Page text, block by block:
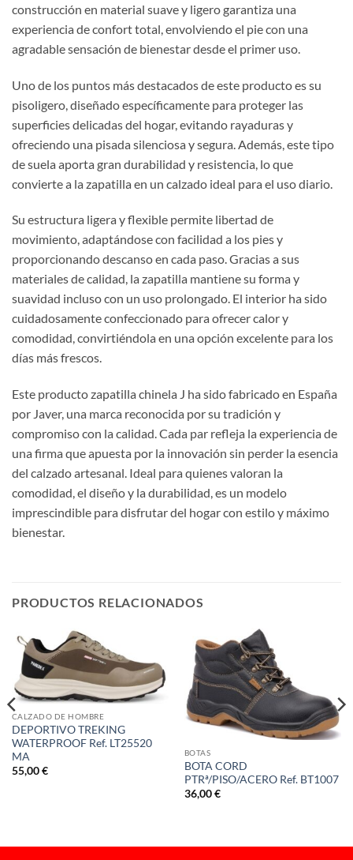
construcción en material suave y ligero garantiza una
experiencia de confort total, envolviendo el pie con una
agradable sensación de bienestar desde el primer uso.
Uno de los puntos más destacados de este producto es su
pisoligero, diseñado específicamente para proteger las
superficies delicadas del hogar, evitando rayaduras y
ofreciendo una pisada silenciosa y segura. Además, este tipo
de suela aporta gran durabilidad y resistencia, lo que
convierte a la zapatilla en un calzado ideal para el uso diario.
Su estructura ligera y flexible permite libertad de
movimiento, adaptándose con facilidad a los pies y
proporcionando descanso en cada paso. Gracias a sus
materiales de calidad, la zapatilla mantiene su forma y
suavidad incluso con un uso prolongado. El interior ha sido
cuidadosamente confeccionado para ofrecer calor y
comodidad, convirtiéndola en una opción excelente para los
días más frescos.
Este producto zapatilla chinela J ha sido fabricado en España
por Javer, una marca reconocida por su tradición y
compromiso con la calidad. Cada par refleja la experiencia de
una firma que apuesta por la innovación sin perder la esencia
del calzado artesanal. Ideal para quienes valoran la
comodidad, el diseño y la durabilidad, es un modelo
imprescindible para disfrutar del hogar con estilo y máximo
bienestar.
PRODUCTOS RELACIONADOS
CALZADO DE HOMBRE
DEPORTIVO TREKING
WATERPROOF Ref. LT25520
MA
55,00€
BOTAS
BOTA CORD
PTRª/PISO/ACERO Ref. BT1007
36,00€